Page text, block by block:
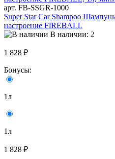
арт. FB-SSGR-1000
Super Star Car Shampoo
настроение FIREBALL
В наличии: 2
1 828 ₽
Бонусы:
1л
1л
1 828 ₽